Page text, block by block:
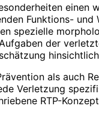
einen
Funktions- und
spezielle
der
als auch
Verletzung
RTP-